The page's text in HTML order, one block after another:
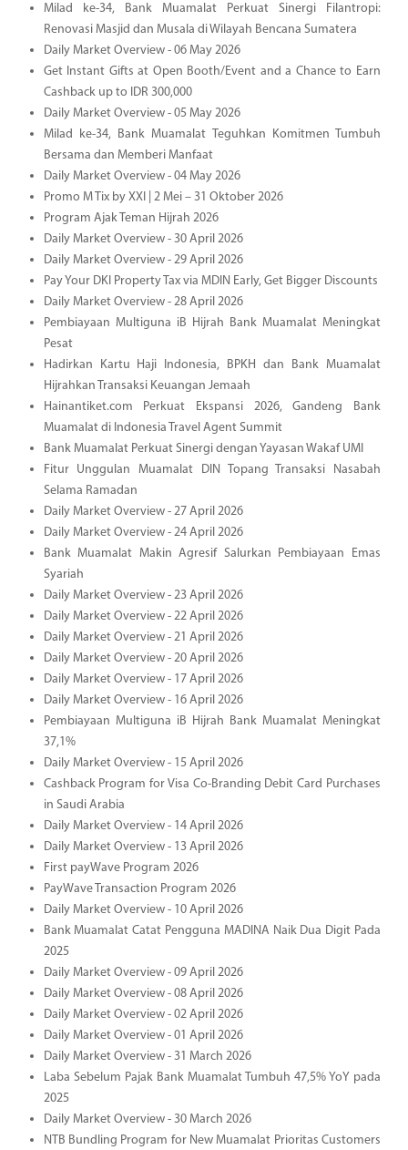
Milad ke-34, Bank Muamalat Perkuat Sinergi Filantropi:
Renovasi Masjid dan Musala di Wilayah Bencana Sumatera
Daily Market Overview - 06 May 2026
Get Instant Gifts at Open Booth/Event and a Chance to Earn
Cashback up to IDR 300,000
Daily Market Overview - 05 May 2026
Milad ke-34, Bank Muamalat Teguhkan Komitmen Tumbuh
Bersama dan Memberi Manfaat
Daily Market Overview - 04 May 2026
Promo M Tix by XXI | 2 Mei – 31 Oktober 2026
Program Ajak Teman Hijrah 2026
Daily Market Overview - 30 April 2026
Daily Market Overview - 29 April 2026
Pay Your DKI Property Tax via MDIN Early, Get Bigger Discounts
Daily Market Overview - 28 April 2026
Pembiayaan Multiguna iB Hijrah Bank Muamalat Meningkat
Pesat
Hadirkan Kartu Haji Indonesia, BPKH dan Bank Muamalat
Hijrahkan Transaksi Keuangan Jemaah
Hainantiket.com Perkuat Ekspansi 2026, Gandeng Bank
Muamalat di Indonesia Travel Agent Summit
Bank Muamalat Perkuat Sinergi dengan Yayasan Wakaf UMI
Fitur Unggulan Muamalat DIN Topang Transaksi Nasabah
Selama Ramadan
Daily Market Overview - 27 April 2026
Daily Market Overview - 24 April 2026
Bank Muamalat Makin Agresif Salurkan Pembiayaan Emas
Syariah
Daily Market Overview - 23 April 2026
Daily Market Overview - 22 April 2026
Daily Market Overview - 21 April 2026
Daily Market Overview - 20 April 2026
Daily Market Overview - 17 April 2026
Daily Market Overview - 16 April 2026
Pembiayaan Multiguna iB Hijrah Bank Muamalat Meningkat
37,1%
Daily Market Overview - 15 April 2026
Cashback Program for Visa Co-Branding Debit Card Purchases
in Saudi Arabia
Daily Market Overview - 14 April 2026
Daily Market Overview - 13 April 2026
First payWave Program 2026
PayWave Transaction Program 2026
Daily Market Overview - 10 April 2026
Bank Muamalat Catat Pengguna MADINA Naik Dua Digit Pada
2025
Daily Market Overview - 09 April 2026
Daily Market Overview - 08 April 2026
Daily Market Overview - 02 April 2026
Daily Market Overview - 01 April 2026
Daily Market Overview - 31 March 2026
Laba Sebelum Pajak Bank Muamalat Tumbuh 47,5% YoY pada
2025
Daily Market Overview - 30 March 2026
NTB Bundling Program for New Muamalat Prioritas Customers